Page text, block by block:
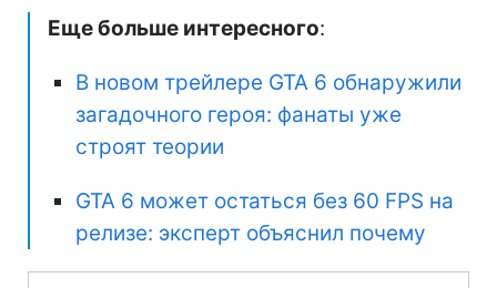
Еще больше интересного:
В новом трейлере GTA 6 обнаружили
загадочного героя: фанаты уже
строят теории
GTA 6 может остаться без 60 FPS на
релизе: эксперт объяснил почему